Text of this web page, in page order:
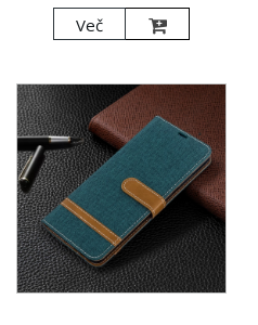
Več